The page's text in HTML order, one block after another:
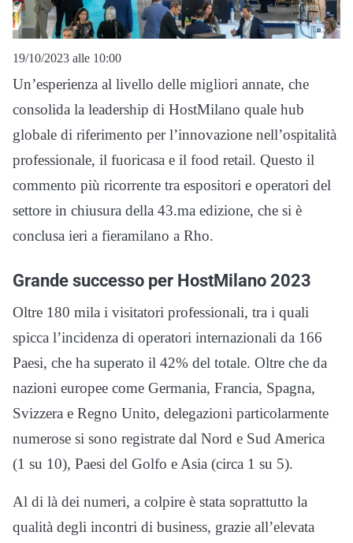
19/10/2023 alle 10:00
Un’esperienza al livello delle migliori annate, che
consolida la leadership di HostMilano quale hub
globale di riferimento per l’innovazione nell’ospitalità
professionale, il fuoricasa e il food retail. Questo il
commento più ricorrente tra espositori e operatori del
settore in chiusura della 43.ma edizione, che si è
conclusa ieri a fieramilano a Rho.
Grande successo per HostMilano 2023
Oltre 180 mila i visitatori professionali, tra i quali
spicca l’incidenza di operatori internazionali da 166
Paesi, che ha superato il 42% del totale. Oltre che da
nazioni europee come Germania, Francia, Spagna,
Svizzera e Regno Unito, delegazioni particolarmente
numerose si sono registrate dal Nord e Sud America
(1 su 10), Paesi del Golfo e Asia (circa 1 su 5).
Al di là dei numeri, a colpire è stata soprattutto la
qualità degli incontri di business, grazie all’elevata